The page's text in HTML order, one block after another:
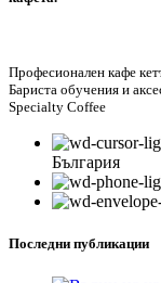
Професионален кафе
Бариста обучения и
Specialty Coffee
България
Последни публикации